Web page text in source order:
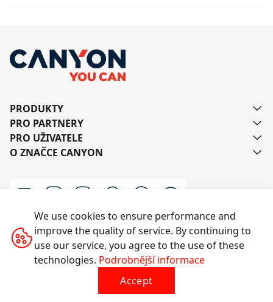
PRODUKTY
PRO PARTNERY
PRO UŽIVATELE
O ZNAČCE CANYON
Kontaktujte nás
Všechna práva vyhrazena © 2014-2026 CANYON
We use cookies to ensure performance and
improve the quality of service. By continuing to
use our service, you agree to the use of these
technologies. Podrobnější informace
Accept